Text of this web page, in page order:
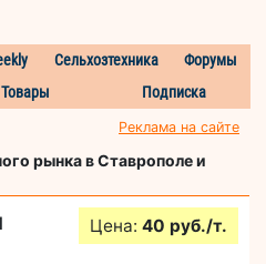
Сельхозтехника
Форумы
Товары Подписка
Реклама на сайте
рынка в Ставрополе и
Цена: 40 руб./т.